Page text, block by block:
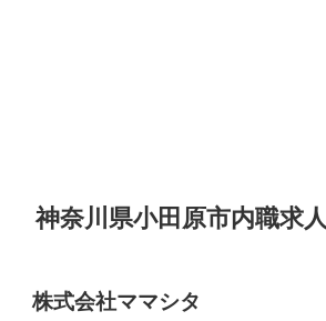
神奈川県小田原市内職求人
株式会社ママシタ